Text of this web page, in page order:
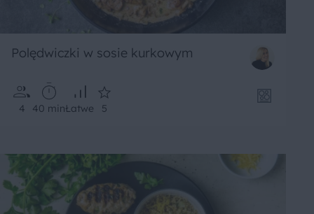
Polędwiczki w sosie kurkowym
4 40 minŁatwe 5